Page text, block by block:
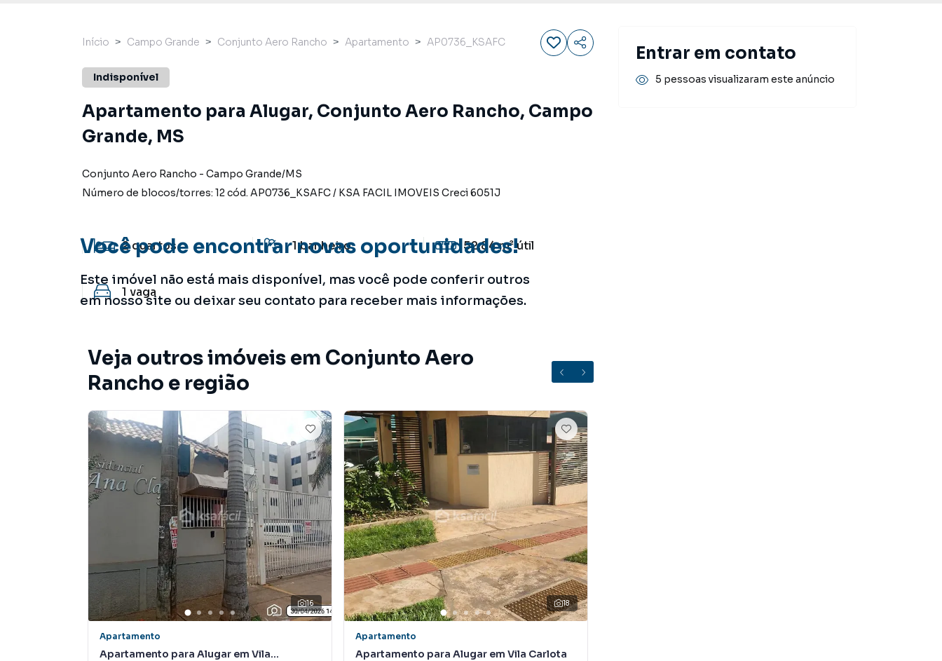
Você pode encontrar novas oportunidades!
Este imóvel não está mais disponível, mas você pode conferir outros
em nosso site ou deixar seu contato para receber mais informações.
Início Campo Grande Conjunto Aero Rancho Apartamento AP0736_KSAFC
Indisponível
Apartamento para Alugar, Conjunto Aero Rancho, Campo
Grande, MS
Conjunto Aero Rancho - Campo Grande/MS
Número de blocos/torres: 12cód. AP0736_KSAFC/ KSA FACIL IMOVEIS Creci6051J
2 quartos 1 banheiro 52.84 m²útil
1 vaga
Veja outros imóveis em Conjunto Aero
Rancho e região
16
Apartamento
Apartamento para Alugar em Vila
18
Apartamento
Apartamento para Alugar em Vila Carlota
Entrar em contato
5 pessoas visualizaram este anúncio